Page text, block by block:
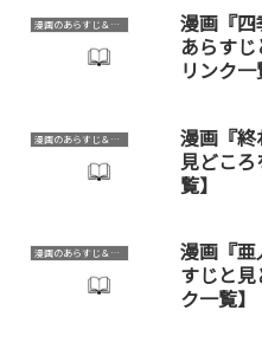
漫画のあらすじ＆見どころ
漫画『
あらす
リンク一
漫画のあらすじ＆見どころ
漫画『終
見どこ
覧】
漫画のあらすじ＆見どころ
漫画『亜
すじと
ク一覧】